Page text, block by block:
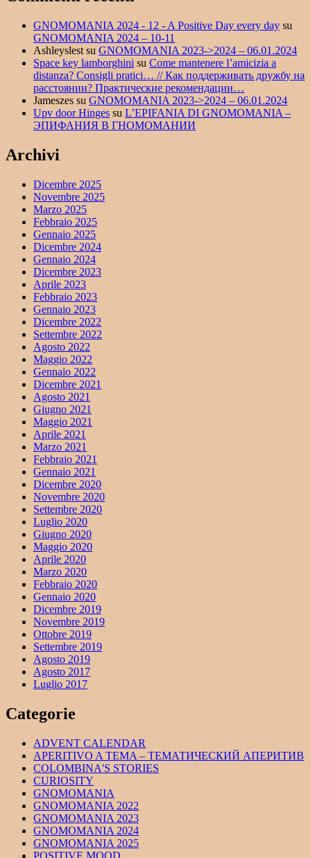
GNOMOMANIA 2024 - 12 - A Positive Day every day su
GNOMOMANIA 2024 – 10-11
Ashleyslest su GNOMOMANIA 2023->2024 – 06.01.2024
Space key lamborghini su Come mantenere l’amicizia a
distanza? Consigli pratici… // Как поддерживать дружбу на
расстоянии? Практические рекомендации…
Jameszes su GNOMOMANIA 2023->2024 – 06.01.2024
Upv door Hinges su L’EPIFANIA DI GNOMOMANIA –
ЭПИФАНИЯ В ГНОМОМАНИИ
Archivi
Dicembre 2025
Novembre 2025
Marzo 2025
Febbraio 2025
Gennaio 2025
Dicembre 2024
Gennaio 2024
Dicembre 2023
Aprile 2023
Febbraio 2023
Gennaio 2023
Dicembre 2022
Settembre 2022
Agosto 2022
Maggio 2022
Gennaio 2022
Dicembre 2021
Agosto 2021
Giugno 2021
Maggio 2021
Aprile 2021
Marzo 2021
Febbraio 2021
Gennaio 2021
Dicembre 2020
Novembre 2020
Settembre 2020
Luglio 2020
Giugno 2020
Maggio 2020
Aprile 2020
Marzo 2020
Febbraio 2020
Gennaio 2020
Dicembre 2019
Novembre 2019
Ottobre 2019
Settembre 2019
Agosto 2019
Agosto 2017
Luglio 2017
Categorie
ADVENT CALENDAR
APERITIVO A TEMA – ТЕМАТИЧЕСКИЙ АПЕРИТИВ
COLOMBINA'S STORIES
CURIOSITY
GNOMOMANIA
GNOMOMANIA 2022
GNOMOMANIA 2023
GNOMOMANIA 2024
GNOMOMANIA 2025
POSITIVE MOOD